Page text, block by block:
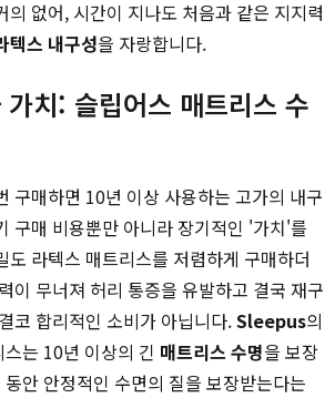
의 없어, 시간이 지나도 처음과 같은 지지력
텍스 내구성을 자랑합니다.
치: 슬립어스 매트리스 수
구매하면 10년 이상 사용하는 고가의 내구
구매 비용뿐만 아니라 장기적인 '가치'를
도 라텍스 매트리스를 저렴하게 구매하더
이 무너져 허리 통증을 유발하고 결국 재구
코 합리적인 소비가 아닙니다.Sleepus의
스는 10년 이상의 긴 매트리스 수명을 보장
안 안정적인 수면의 질을 보장받는다는